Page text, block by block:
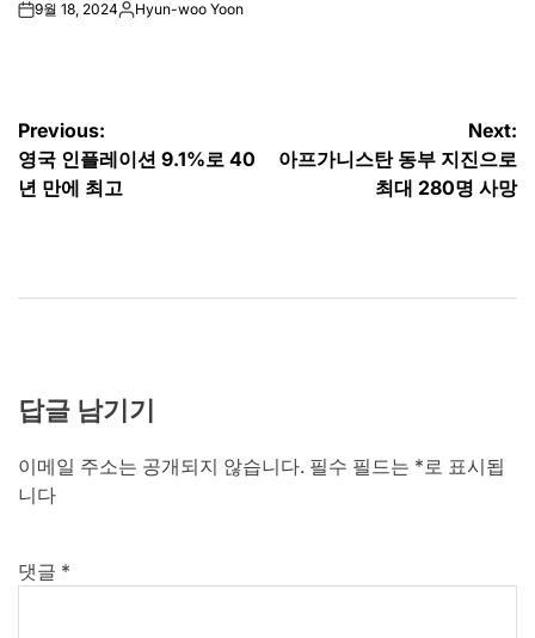
on9월 18, 2024Posted
Hyun-woo Yoon
글
탐
Previous:
영국 인플레이션 9.1%로 40
년 만에 최고
Next:
아프가니스탄 동부 지진으로
최대 280명 사망
답글 남기기
이메일 주소는 공개되지 않습니다. 필수 필드는 *로 표시됩
니다
댓글 *